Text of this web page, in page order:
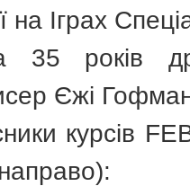
на Іграх
35 років
Єжі
курсів